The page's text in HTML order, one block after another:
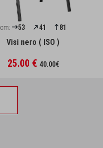
cm: 53 41 81
Visi nero ( ISO )
25.00 € 40.00€